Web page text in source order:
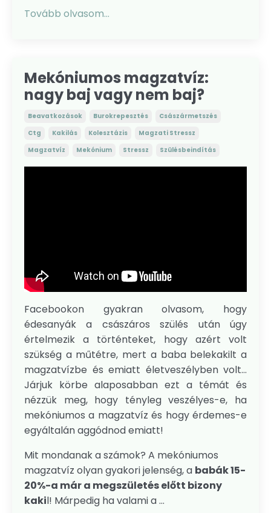
Tovább olvasom...
Mekóniumos magzatvíz:
nagy baj vagy nem baj?
Beavatkozások Burokrepesztés
Császármetszés
Ctg
Kakilás Kolesztázis
Magzati Stressz
Magzatvíz
Mekónium Stressz Szülésbeindítás
Facebookon gyakran olvasom, hogy
édesanyák a császáros szülés után úgy
értelmezik a történteket, hogy azért volt
szükség a műtétre, mert a baba belekakilt a
magzatvízbe és emiatt életveszélyben volt…
Járjuk körbe alaposabban ezt a témát és
nézzük meg, hogy tényleg veszélyes-e, ha
mekóniumos a magzatvíz és hogy érdemes-e
egyáltalán aggódnod emiatt!
Mit mondanak a számok? A mekóniumos
magzatvíz olyan gyakori jelenség, a babák 15-
20%-a már a megszületés előtt bizony
kakil! Márpedig ha valami a ...